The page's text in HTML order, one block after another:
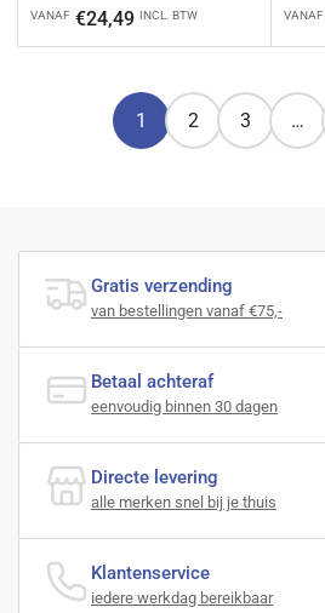
prijs
VANAF €24,49 INCL. BTW
prijs
VANAF
1 2 3 …
Gratis verzending
van bestellingen vanaf €75,-
Betaal achteraf
eenvoudig binnen 30 dagen
Directe levering
alle merken snel bij je thuis
Klantenservice
iedere werkdag bereikbaar